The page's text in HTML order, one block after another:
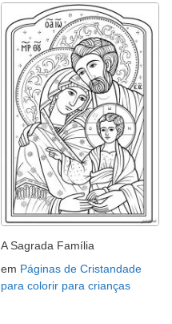
A Sagrada Família
em Páginas de Cristandade
para colorir para crianças